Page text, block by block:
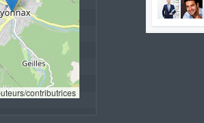
contributrices